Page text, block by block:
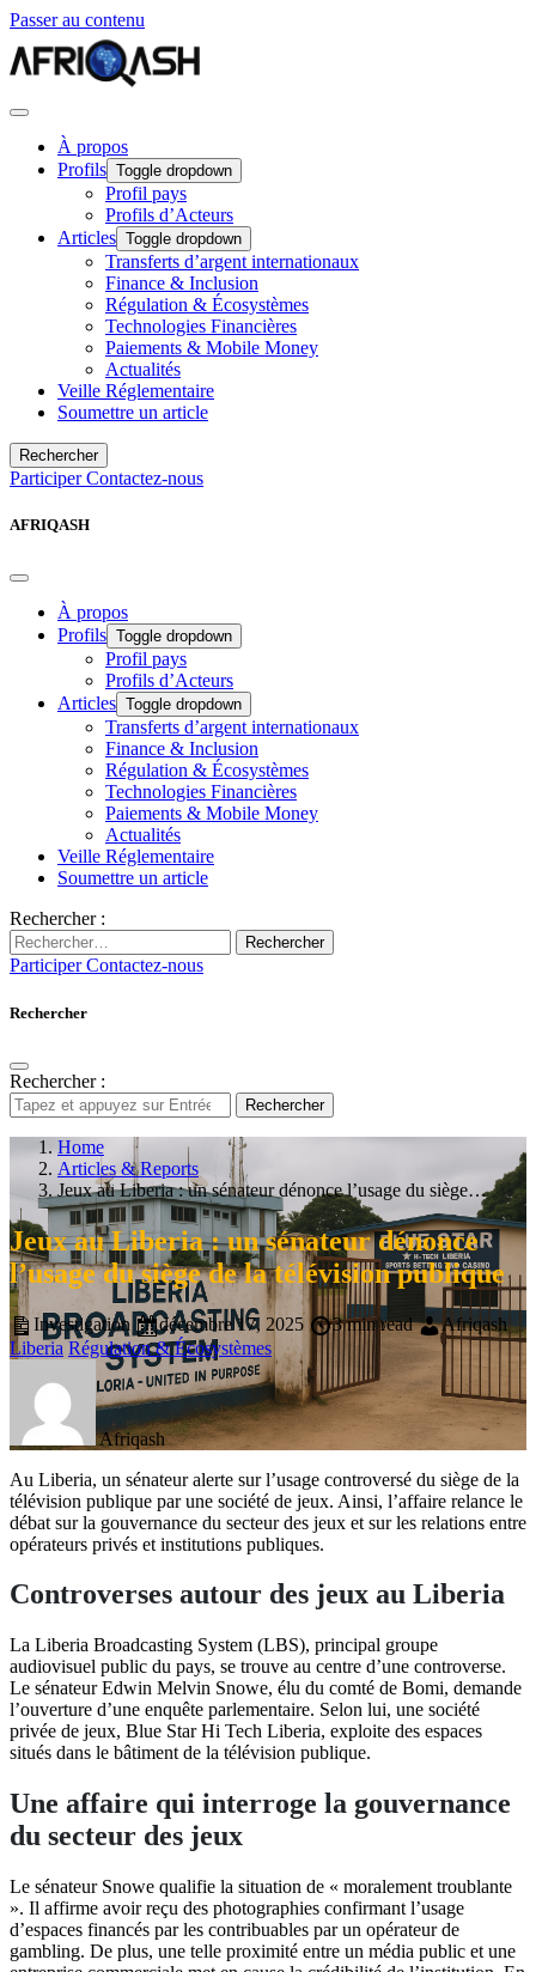
Passer au contenu
À propos
Profils Toggle dropdown
Profil pays
Profils d’Acteurs
Articles Toggle dropdown
Transferts d’argent internationaux
Finance & Inclusion
Régulation & Écosystèmes
Technologies Financières
Paiements & Mobile Money
Actualités
Veille Réglementaire
Soumettre un article
Rechercher
ParticiperContactez-nous
AFRIQASH
À propos
Profils Toggle dropdown
Profil pays
Profils d’Acteurs
Articles Toggle dropdown
Transferts d’argent internationaux
Finance & Inclusion
Régulation & Écosystèmes
Technologies Financières
Paiements & Mobile Money
Actualités
Veille Réglementaire
Soumettre un article
Rechercher :
Rechercher
ParticiperContactez-nous
Rechercher
Rechercher :
Rechercher
Home
Articles & Reports
Jeux au Liberia : un sénateur dénonce l’usage du siège…
Jeux au Liberia : un sénateur dénonce
l’usage du siège de la télévision publique
Investigation décembre 17, 2025 3 min read
Afriqash
Liberia Régulation & Écosystèmes
Afriqash
Au Liberia, un sénateur alerte sur l’usage controversé du siège de la
télévision publique par une société de jeux. Ainsi, l’affaire relance le
débat sur la gouvernance du secteur des jeux et sur les relations entre
opérateurs privés et institutions publiques.
Controverses autour des jeux au Liberia
La Liberia Broadcasting System (LBS), principal groupe
audiovisuel public du pays, se trouve au centre d’une controverse.
Le sénateur Edwin Melvin Snowe, élu du comté de Bomi, demande
l’ouverture d’une enquête parlementaire. Selon lui, une société
privée de jeux, Blue Star Hi Tech Liberia, exploite des espaces
situés dans le bâtiment de la télévision publique.
Une affaire qui interroge la gouvernance
du secteur des jeux
Le sénateur Snowe qualifie la situation de « moralement troublante
». Il affirme avoir reçu des photographies confirmant l’usage
d’espaces financés par les contribuables par un opérateur de
gambling. De plus, une telle proximité entre un média public et une